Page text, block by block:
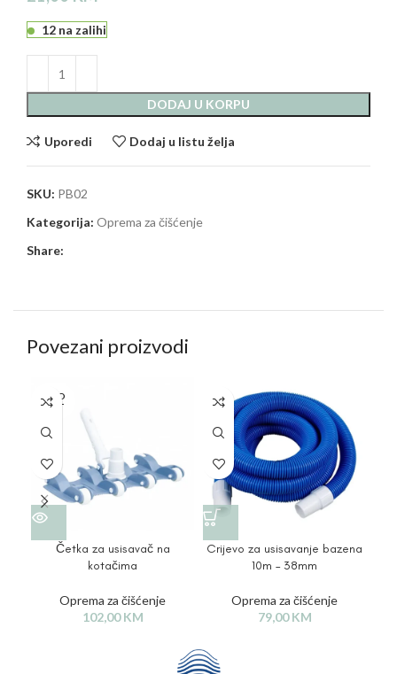
12 na zalihi
DODAJ U KORPU
Uporedi Dodaj u listu želja
SKU: PB02
Kategorija: Oprema za čišćenje
Share:
Povezani proizvodi
SOLD
OUT
Četka za usisavač na
kotačima
Oprema za čišćenje
102,00KM
Crijevo za usisavanje bazena
10m – 38mm
Oprema za čišćenje
79,00KM